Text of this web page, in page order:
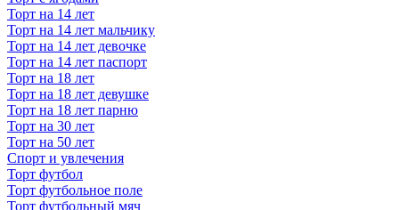
Торт на 14 лет
Торт на 14 лет мальчику
Торт на 14 лет девочке
Торт на 14 лет паспорт
Торт на 18 лет
Торт на 18 лет девушке
Торт на 18 лет парню
Торт на 30 лет
Торт на 50 лет
Спорт и увлечения
Торт футбол
Торт футбольное поле
Торт футбольный мяч